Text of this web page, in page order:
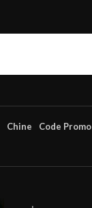
Chine Code Promo